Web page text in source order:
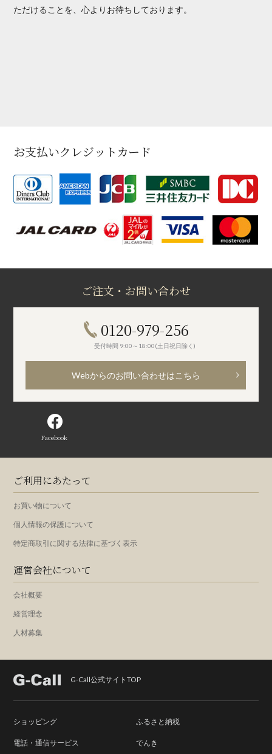
ただけることを、心よりお待ちしております。
お支払いクレジットカード
ご注文・お問い合わせ
0120-979-256
受付時間 9:00～18:00(土日祝日除く)
Webからのお問い合わせはこちら
Facebook
ご利用にあたって
お買い物について
個人情報の保護について
特定商取引に関する法律に基づく表示
運営会社について
会社概要
経営理念
人材募集
G-Call公式サイトTOP
ショッピング ふるさと納税
電話・通信サービス でんき